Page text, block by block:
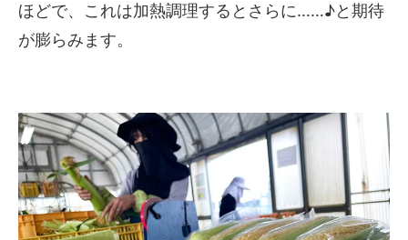
ほどで、これは加熱調理するとさらに……♪と期待
が膨らみます。